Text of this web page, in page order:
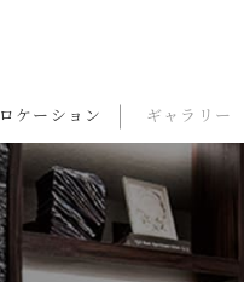
ロケーション ギャラリー